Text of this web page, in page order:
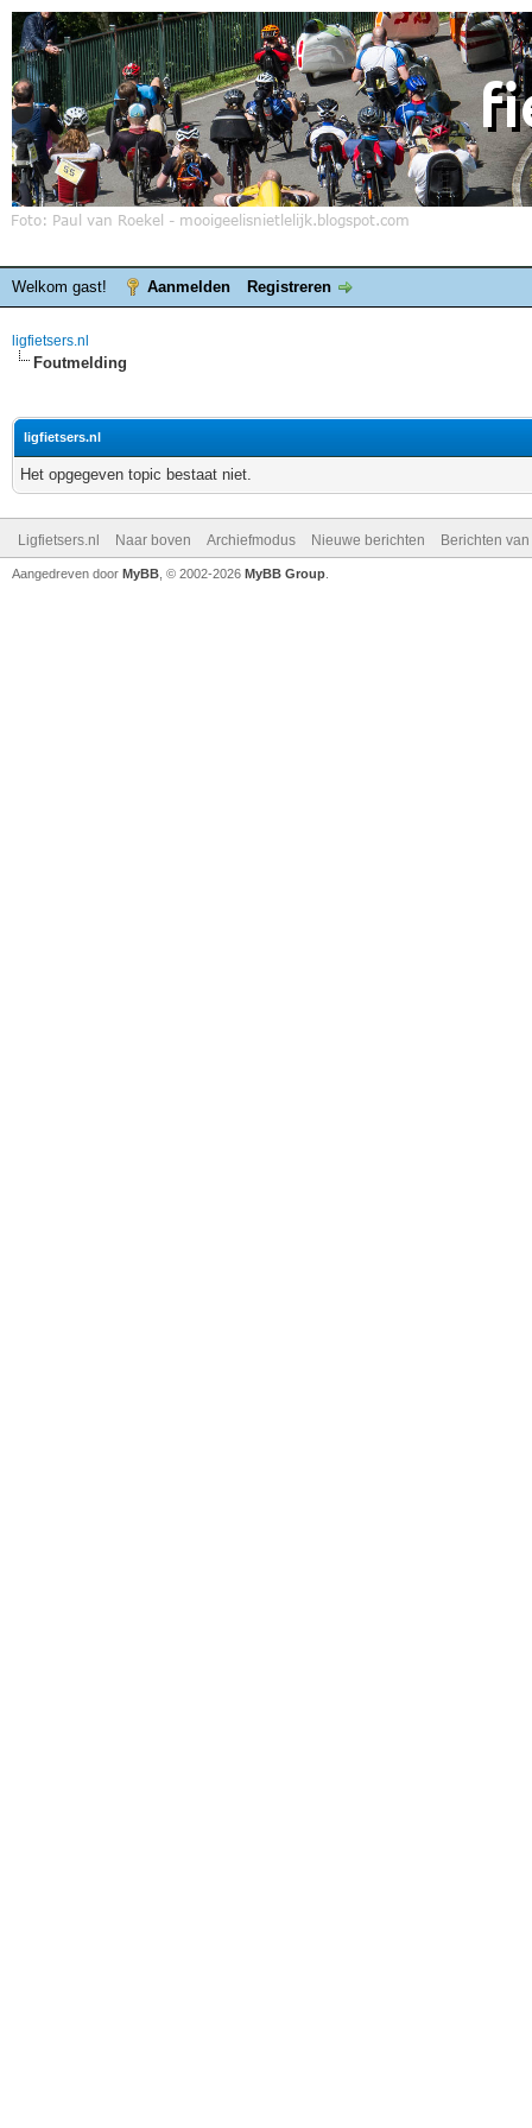
Welkom gast! Aanmelden Registreren
ligfietsers.nl
Foutmelding
ligfietsers.nl
Het opgegeven topic bestaat niet.
Ligfietsers.nl Naar boven Archiefmodus Nieuwe berichten Berichten
Aangedreven door MyBB , © 2002-2026 MyBB Group